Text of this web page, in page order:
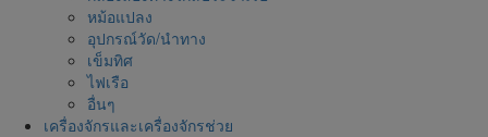
หม้อแปลง
อุปกรณ์วัด/นำทาง
เข็มทิศ
ไฟเรือ
อื่นๆ
เครื่องจักรและเครื่องจักรช่วย